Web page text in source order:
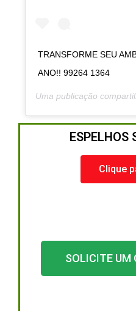
TRANSFORME SEU
ANO!! 99264 1364
Uma publicação
ESPELHOS
Clique
SOLICITE UM